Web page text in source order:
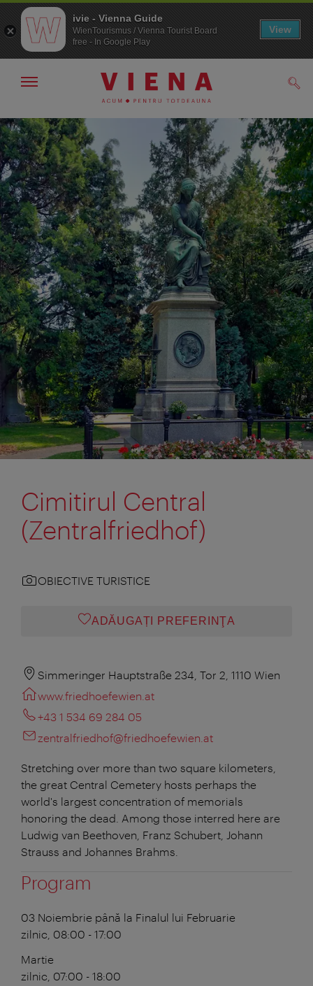
Către
navigare
Către
texte
Arată/ascunde
Cimitirul Central
(Zentralfriedhof)
OBIECTIVE TURISTICE
ADĂUGAȚI PREFERINŢA
Simmeringer Hauptstraße 234, Tor 2, 1110 Wien
www.friedhoefewien.at
+43 1 534 69 284 05
zentralfriedhof@friedhoefewien.at
Stretching over more than two square kilometers,
the great Central Cemetery hosts perhaps the
world's largest concentration of memorials
honoring the dead. Among those interred here are
Ludwig van Beethoven, Franz Schubert, Johann
Strauss and Johannes Brahms.
Program
03 Noiembrie până la Finalul lui Februarie
zilnic, 08:00 - 17:00
Martie
zilnic, 07:00 - 18:00
ivie - Vienna Guide
WienTourismus / Vienna Tourist Board
free - In Google Play
View